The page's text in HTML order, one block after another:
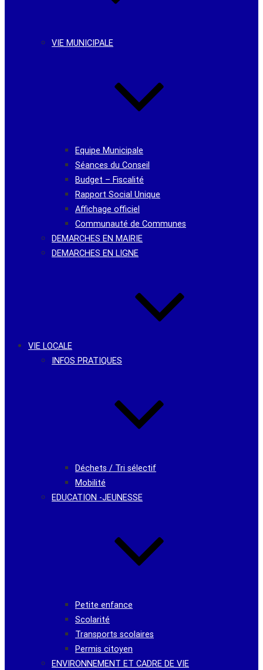
VIE MUNICIPALE
Equipe Municipale
Séances du Conseil
Budget – Fiscalité
Rapport Social Unique
Affichage officiel
Communauté de Communes
DEMARCHES EN MAIRIE
DEMARCHES EN LIGNE
VIE LOCALE
INFOS PRATIQUES
Déchets / Tri sélectif
Mobilité
EDUCATION -JEUNESSE
Petite enfance
Scolarité
Transports scolaires
Permis citoyen
ENVIRONNEMENT ET CADRE DE VIE